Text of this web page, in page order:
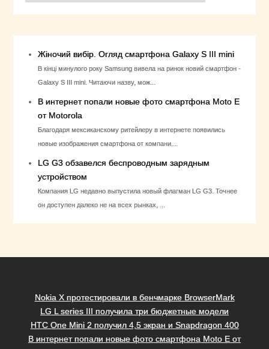
Жіночий вибір. Огляд смартфона Galaxy S III mini
В кінці минулого року Samsung вивела на ринок новий смартфон -
Galaxy S III mini. Читаючи назву, мож...
В интернет попали новые фото смартфона Moto E
от Motorola
Благодаря мексиканскому ритейлеру в интернете появились
новые изображения смартфона от компани...
LG G3 обзавелся беспроводным зарядным
устройством
Компания LG недавно выпустила новый флагман LG G3. Точнее
он доступен далеко не на всех рынках, ...
Nokia X протестировали в бенчмарке BrowserMark
LG L series III получила три бюджетные модели
HTC One Mini 2 получил 4,5 экран и Snapdragon 400
В интернет попали новые фото смартфона Moto E от